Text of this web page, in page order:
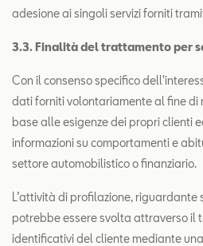
adesione ai singoli servizi forniti
3.3. Finalità del trattamento per
Con il consenso specifico
dati forniti volontariamente al fine di
base alle esigenze dei propri clienti
informazioni su comportamenti e
settore automobilistico o finanziario.
L’attività di profilazione,
potrebbe essere svolta attraverso il
identificativi del cliente mediante